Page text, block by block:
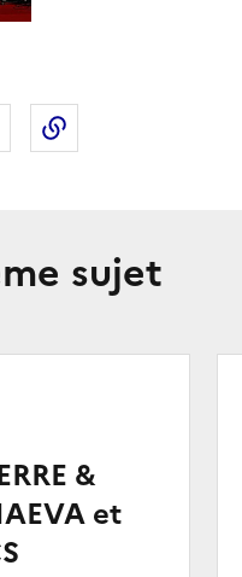
sur LinkedIn
Partager par email
Copier le lien
sujet
&
et